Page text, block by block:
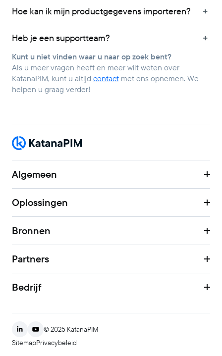
Hoe kan ik mijn productgegevens importeren?
Heb je een supportteam?
Kunt u niet vinden waar u naar op zoek bent?
Als u meer vragen heeft en meer wilt weten over
KatanaPIM, kunt u altijd contact met ons opnemen. We
helpen u graag verder!
Algemeen
Oplossingen
Bronnen
Partners
Bedrijf
© 2025 KatanaPIM
SitemapPrivacybeleid